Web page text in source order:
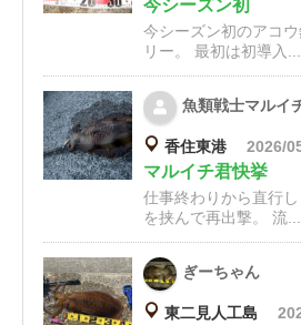
今シーズン初
今シーズン初のアコ
リー。 最初は初導入...
魚類戦士マルイ
香住東港 2026/
マルイチ君快挙
仕事終わりから直行
を挟んで再出撃。 流...
ぎーちゃん
東二見人工島